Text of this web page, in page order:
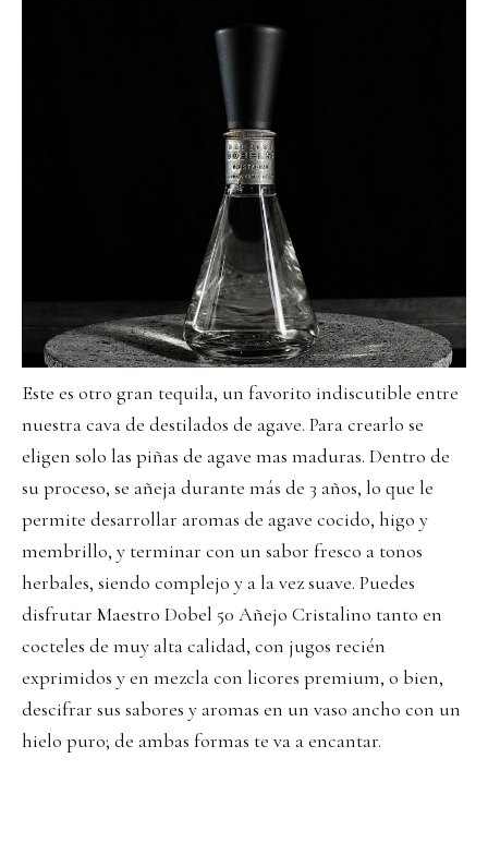
Este es otro gran tequila, un favorito indiscutible entre
nuestra cava de destilados de agave. Para crearlo se
eligen solo las piñas de agave mas maduras. Dentro de
su proceso, se añeja durante más de 3 años, lo que le
permite desarrollar aromas de agave cocido, higo y
membrillo, y terminar con un sabor fresco a tonos
herbales, siendo complejo y a la vez suave. Puedes
disfrutar Maestro Dobel 50 Añejo Cristalino tanto en
cocteles de muy alta calidad, con jugos recién
exprimidos y en mezcla con licores premium, o bien,
descifrar sus sabores y aromas en un vaso ancho con un
hielo puro; de ambas formas te va a encantar.